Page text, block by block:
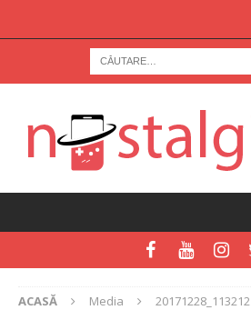
ACASĂ Media 20171228_113212